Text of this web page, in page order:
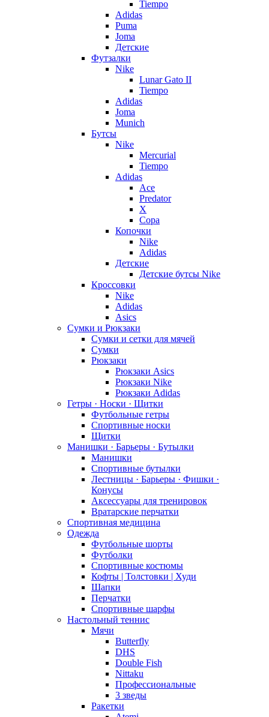
Tiempo
Adidas
Puma
Joma
Детские
Футзалки
Nike
Lunar Gato II
Tiempo
Adidas
Joma
Munich
Бутсы
Nike
Mercurial
Tiempo
Adidas
Ace
Predator
X
Copa
Копочки
Nike
Adidas
Детские
Детские бутсы Nike
Кроссовки
Nike
Adidas
Asics
Сумки и Рюкзаки
Сумки и сетки для мячей
Сумки
Рюкзаки
Рюкзаки Asics
Рюкзаки Nike
Рюкзаки Adidas
Гетры · Носки · Щитки
Футбольные гетры
Спортивные носки
Щитки
Манишки · Барьеры · Бутылки
Манишки
Спортивные бутылки
Лестницы · Барьеры · Фишки ·
Конусы
Аксессуары для тренировок
Вратарские перчатки
Спортивная медицина
Одежда
Футбольные шорты
Футболки
Спортивные костюмы
Кофты | Толстовки | Худи
Шапки
Перчатки
Спортивные шарфы
Настольный теннис
Мячи
Butterfly
DHS
Double Fish
Nittaku
Профессиональные
3 зведы
Ракетки